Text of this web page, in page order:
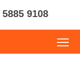
9108